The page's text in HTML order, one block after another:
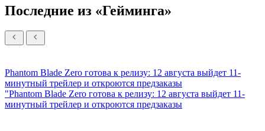
Последние из «Гейминга»
Phantom Blade Zero готова к релизу: 12 августа выйдет 11-
минутный трейлер и откроются предзаказы
"Phantom Blade Zero готова к релизу: 12 августа выйдет 11-
минутный трейлер и откроются предзаказы